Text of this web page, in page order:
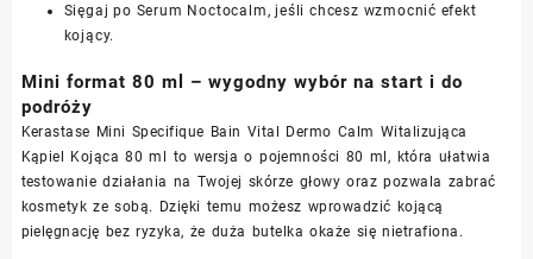
Sięgaj po Serum Noctocalm, jeśli chcesz wzmocnić efekt
kojący.
Mini format 80 ml – wygodny wybór na start i do
podróży
Kerastase Mini Specifique Bain Vital Dermo Calm Witalizująca
Kąpiel Kojąca 80 ml to wersja o pojemności 80 ml, która ułatwia
testowanie działania na Twojej skórze głowy oraz pozwala zabrać
kosmetyk ze sobą. Dzięki temu możesz wprowadzić kojącą
pielęgnację bez ryzyka, że duża butelka okaże się nietrafiona.